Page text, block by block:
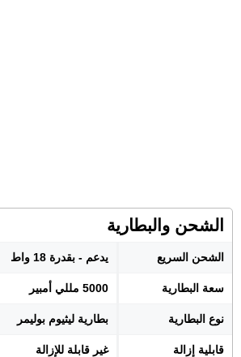
الشحن والبطارية
الشحن السريع يدعم - بقدرة 18 واط
سعة البطارية 5000 مللي أمبير
نوع البطارية بطارية ليثيوم بوليمر
قابلية إزالة غير قابلة للإزالة